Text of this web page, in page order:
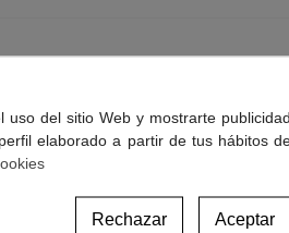
Encuentra los mejores tratamientos
del sitio Web y mostrarte publicidad
elaborado a partir de tus hábitos
Aceptar
Rechazar